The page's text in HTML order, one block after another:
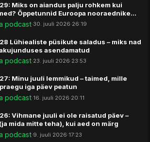
Miks on aiandus palju rohkem kui
Õppetunnid Euroopa nooraednike
podcast·30. juuli 2026·26:19
Lühiealiste püsikute saladus – miks nad
asendamatud
podcast·23. juuli 2026·23:53
Minu juuli lemmikud – taimed, mille
iga päev peatun
podcast·16. juuli 2026·20:11
Vihmane juuli ei ole raisatud päev –
mida mitte teha), kui aed on märg
podcast·9. juuli 2026·17:23